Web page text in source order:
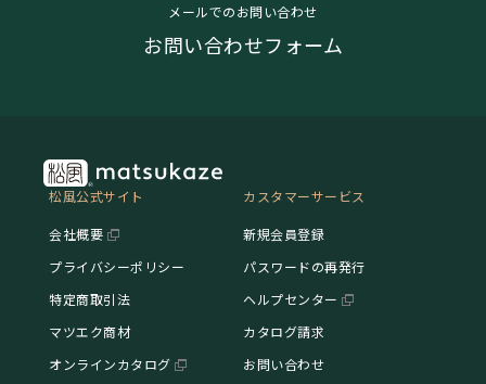
メールでのお問い合わせ
お問い合わせフォーム
松風公式サイト
会社概要
プライバシーポリシー
特定商取引法
マツエク商材
オンラインカタログ
カスタマーサービス
新規会員登録
パスワードの再発行
ヘルプセンター
カタログ請求
お問い合わせ